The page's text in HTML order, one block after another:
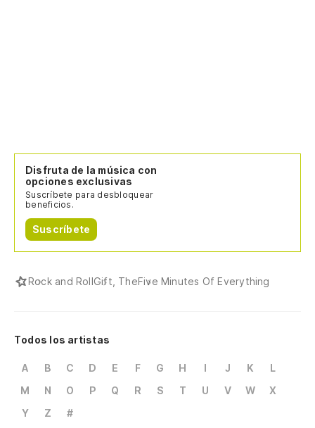
Disfruta de la música con
opciones exclusivas
Suscríbete para desbloquear
beneficios.
Suscríbete
Rock and RollGift, TheFive Minutes Of Everything
Todos los artistas
A B C D E F G H I J K
L
M
N O P Q R S T U V W
X
Y
Z #